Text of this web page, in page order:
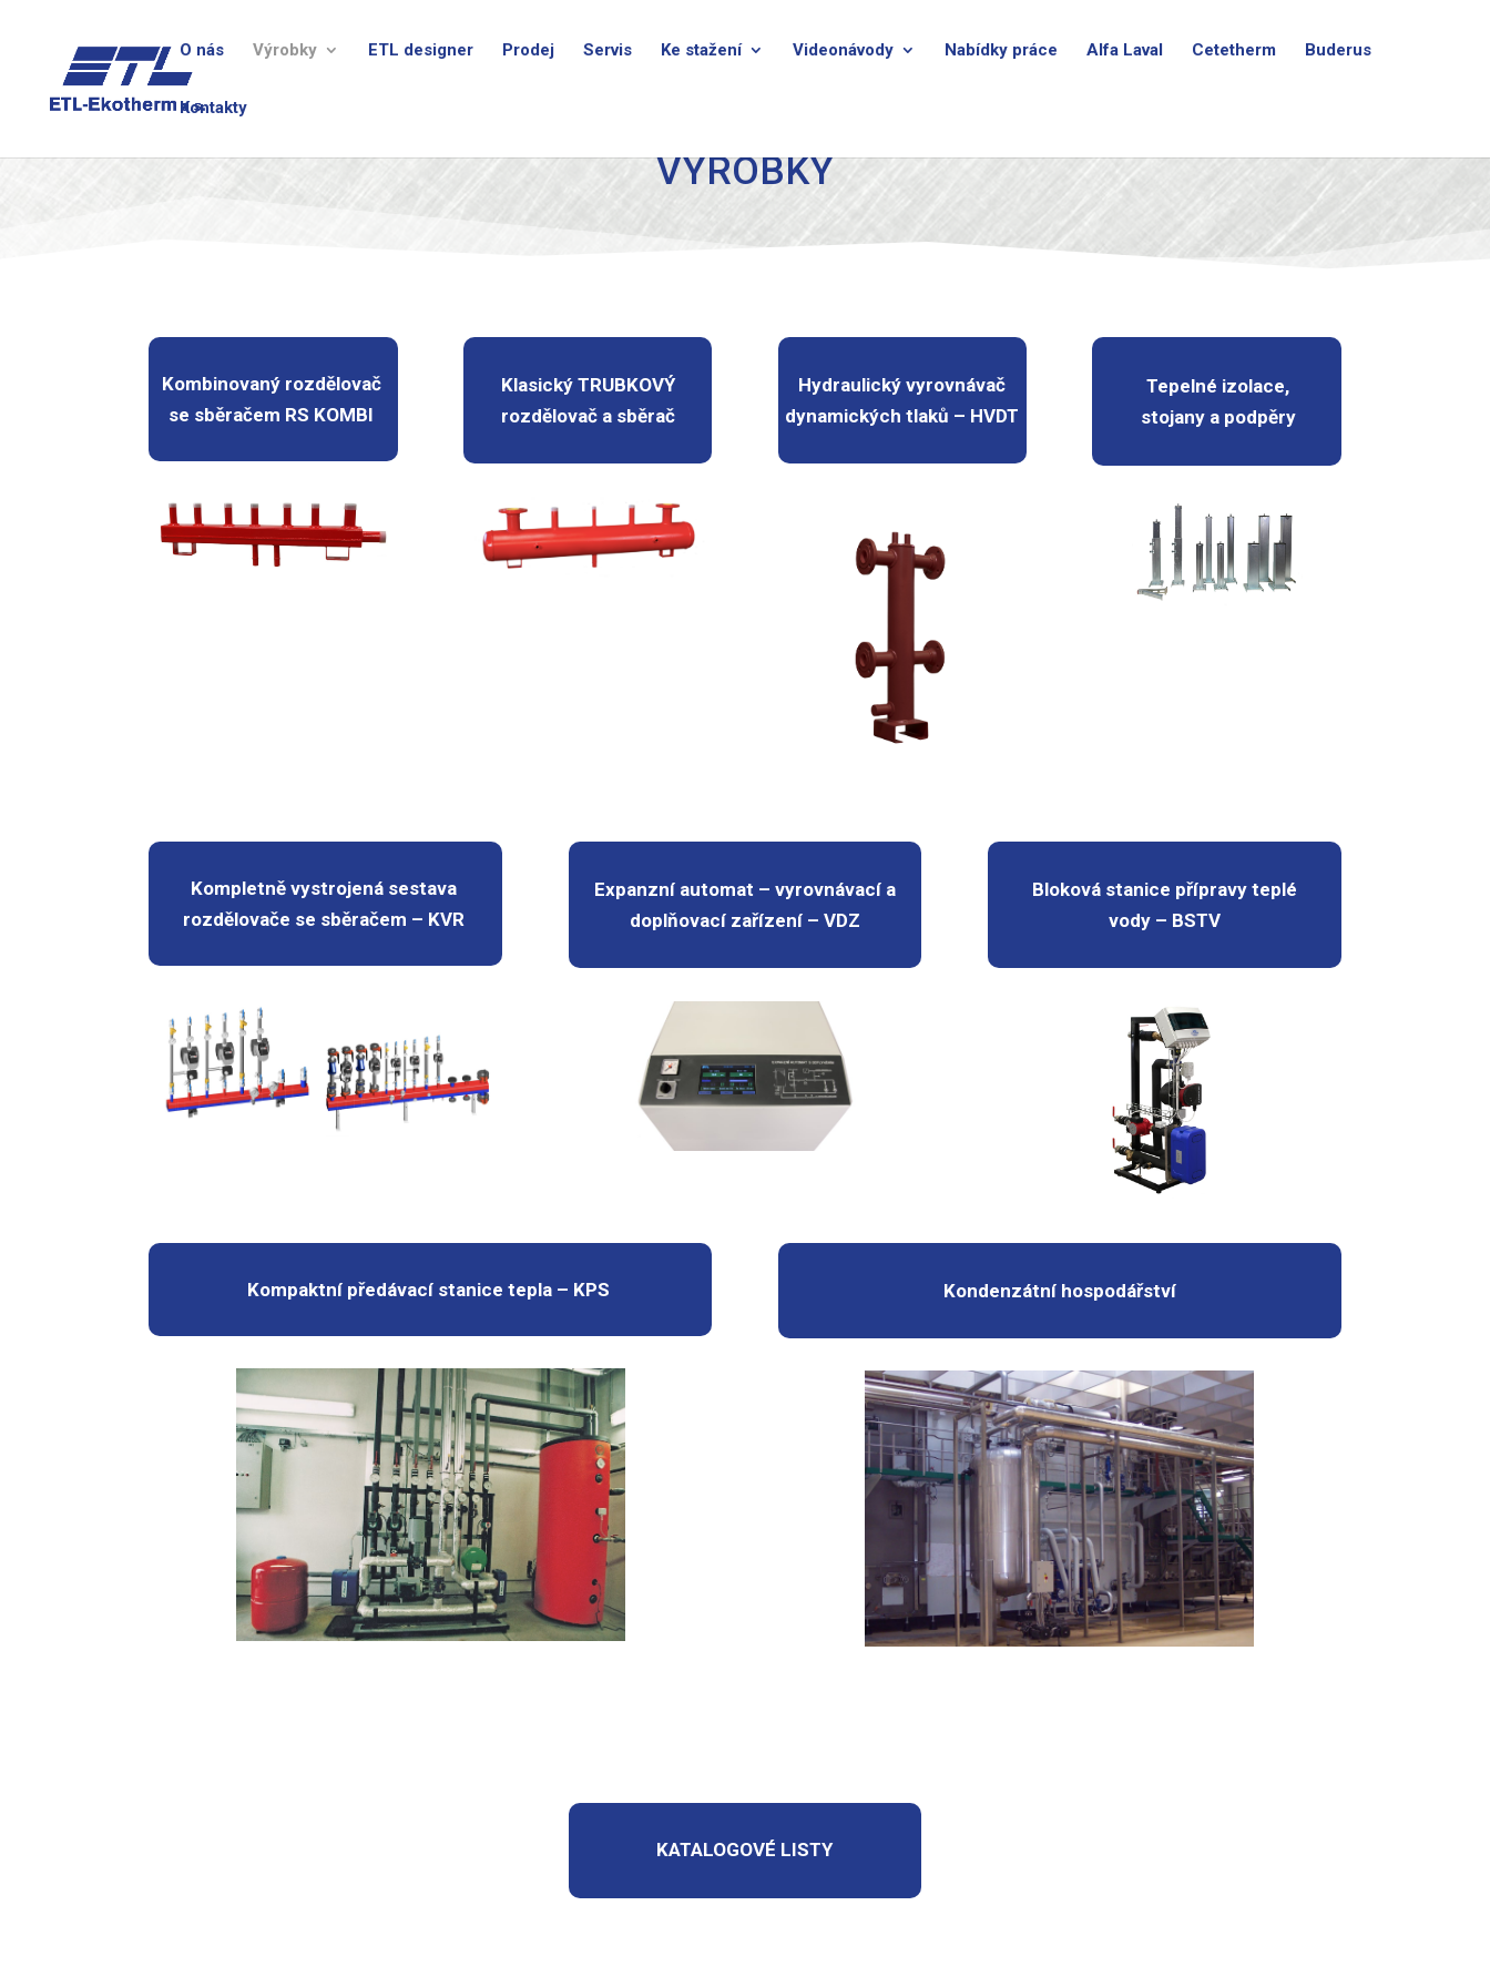
O nás Výrobky ETL designer Prodej Servis Ke stažení Videonávody Nabídky práce Alfa Laval Cetetherm Buderus
Kontakty
VÝROBKY
Kombinovaný rozdělovač
se sběračem RS KOMBI
Klasický TRUBKOVÝ
rozdělovač a sběrač
Hydraulický vyrovnávač
dynamických tlaků – HVDT
Tepelné izolace,
stojany a podpěry
Kompletně vystrojená sestava
rozdělovače se sběračem – KVR
Expanzní automat – vyrovnávací a
doplňovací zařízení – VDZ
Bloková stanice přípravy teplé
vody – BSTV
Kompaktní předávací stanice tepla – KPS Kondenzátní hospodářství
KATALOGOVÉ LISTY